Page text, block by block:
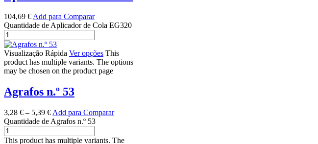
104,69 € Add para Comparar
Quantidade de Aplicador de Cola EG320
Visualização Rápida Ver opções This
product has multiple variants. The options
may be chosen on the product page
Agrafos n.º 53
3,28 € – 5,39 € Add para Comparar
Quantidade de Agrafos n.º 53
This product has multiple variants. The